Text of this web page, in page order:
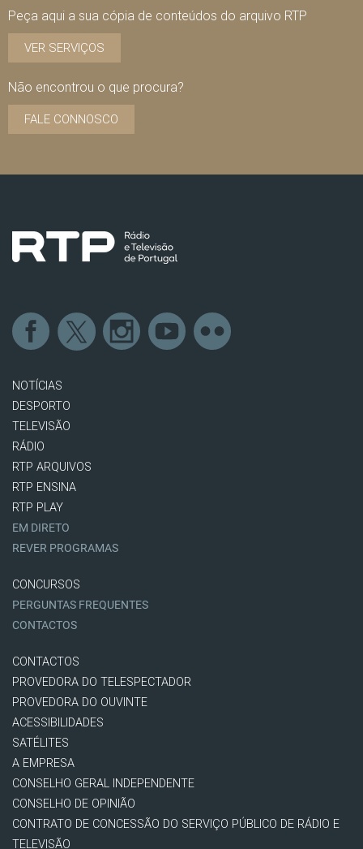
Peça aqui a sua cópia de conteúdos do arquivo RTP
VER SERVIÇOS
Não encontrou o que procura?
FALE CONNOSCO
NOTÍCIAS
DESPORTO
TELEVISÃO
RÁDIO
RTP ARQUIVOS
RTP ENSINA
RTP PLAY
EM DIRETO
REVER PROGRAMAS
CONCURSOS
PERGUNTAS FREQUENTES
CONTACTOS
CONTACTOS
PROVEDORA DO TELESPECTADOR
PROVEDORA DO OUVINTE
ACESSIBILIDADES
SATÉLITES
A EMPRESA
CONSELHO GERAL INDEPENDENTE
CONSELHO DE OPINIÃO
CONTRATO DE CONCESSÃO DO SERVIÇO PÚBLICO DE RÁDIO E
TELEVISÃO